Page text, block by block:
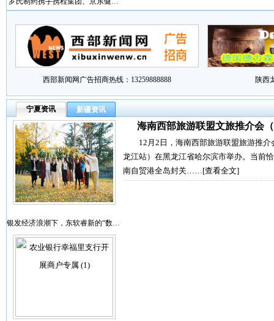
西部新闻网广告招商热线：13259888888 陕西
宁夏资讯 新疆资讯
银发经济浪潮下，东软睿新的“数…
海南西部旅游联盟文旅推介会
12月2日，海南西部旅游联盟旅游推介
龙江站）在黑龙江省哈尔滨市举办。当前
南自贸港全岛封关……[查看全文]